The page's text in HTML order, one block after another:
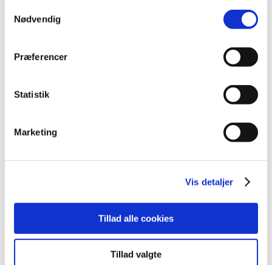
Nødvendig
Præferencer
Statistik
Marketing
Vis detaljer
Tillad alle cookies
Tillad valgte
oktober (2)
august (2)
juni (1)
januar (1)
2007 (3)
2005 (2)